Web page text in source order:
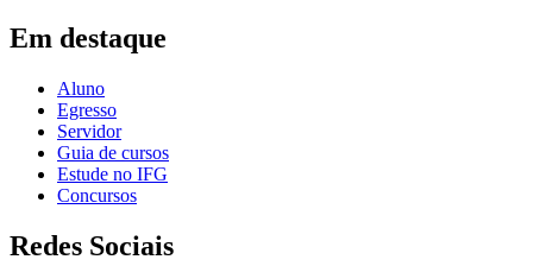
Em destaque
Aluno
Egresso
Servidor
Guia de cursos
Estude no IFG
Concursos
Redes Sociais